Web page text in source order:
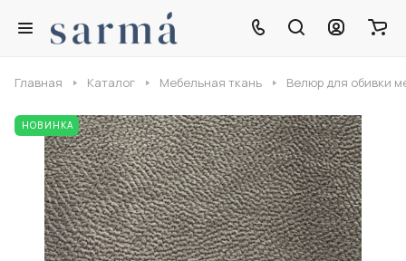
Главная Каталог Мебельная ткань Велюр для обивки
НОВИНКА